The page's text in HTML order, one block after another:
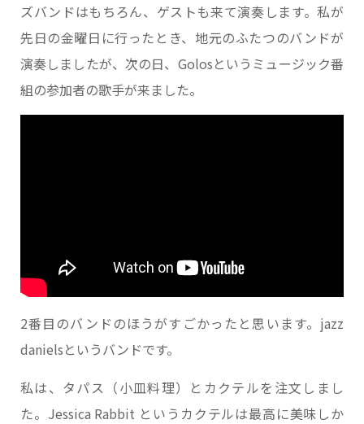
ズバンドはもちろん、ゲストも来て演奏します。私が
先日の金曜日に行ったとき、地元のふたつのバンドが
演奏しましたが、次の日、Golosというミュージック番
組の参加者の歌手が来ました。
2番目のバンドのほうがすごかったと思います。jazz
danielsというバンドです。
私は、タパス（小皿料理）とカクテルを注文しまし
た。Jessica Rabbit というカクテルは最高に美味しか